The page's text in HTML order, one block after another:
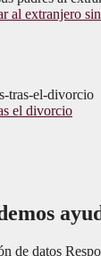
al extranjero
el divorcio
de datos